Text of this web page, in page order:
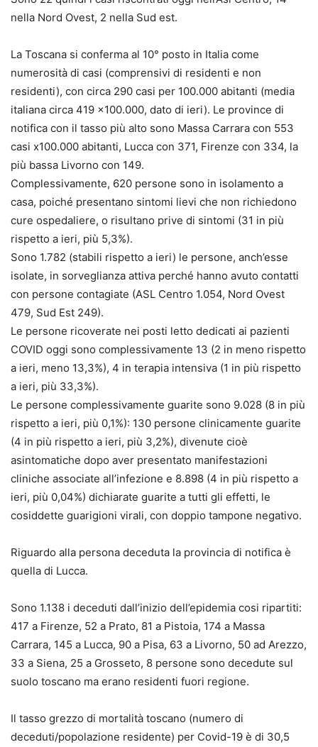
nella Nord Ovest, 2 nella Sud est.
La Toscana si conferma al 10° posto in Italia come
numerosità di casi (comprensivi di residenti e non
residenti), con circa 290 casi per 100.000 abitanti (media
italiana circa 419 x100.000, dato di ieri). Le province di
notifica con il tasso più alto sono Massa Carrara con 553
casi x100.000 abitanti, Lucca con 371, Firenze con 334, la
più bassa Livorno con 149.
Complessivamente, 620 persone sono in isolamento a
casa, poiché presentano sintomi lievi che non richiedono
cure ospedaliere, o risultano prive di sintomi (31 in più
rispetto a ieri, più 5,3%).
Sono 1.782 (stabili rispetto a ieri) le persone, anch’esse
isolate, in sorveglianza attiva perché hanno avuto contatti
con persone contagiate (ASL Centro 1.054, Nord Ovest
479, Sud Est 249).
Le persone ricoverate nei posti letto dedicati ai pazienti
COVID oggi sono complessivamente 13 (2 in meno rispetto
a ieri, meno 13,3%), 4 in terapia intensiva (1 in più rispetto
a ieri, più 33,3%).
Le persone complessivamente guarite sono 9.028 (8 in più
rispetto a ieri, più 0,1%): 130 persone clinicamente guarite
(4 in più rispetto a ieri, più 3,2%), divenute cioè
asintomatiche dopo aver presentato manifestazioni
cliniche associate all’infezione e 8.898 (4 in più rispetto a
ieri, più 0,04%) dichiarate guarite a tutti gli effetti, le
cosiddette guarigioni virali, con doppio tampone negativo.
Riguardo alla persona deceduta la provincia di notifica è
quella di Lucca.
Sono 1.138 i deceduti dall’inizio dell’epidemia cosi ripartiti:
417 a Firenze, 52 a Prato, 81 a Pistoia, 174 a Massa
Carrara, 145 a Lucca, 90 a Pisa, 63 a Livorno, 50 ad Arezzo,
33 a Siena, 25 a Grosseto, 8 persone sono decedute sul
suolo toscano ma erano residenti fuori regione.
Il tasso grezzo di mortalità toscano (numero di
deceduti/popolazione residente) per Covid-19 è di 30,5